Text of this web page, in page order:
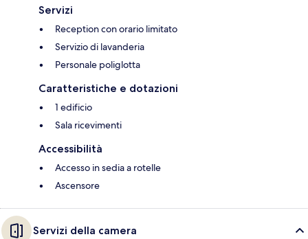
Servizi
Reception con orario limitato
Servizio di lavanderia
Personale poliglotta
Caratteristiche e dotazioni
1 edificio
Sala ricevimenti
Accessibilità
Accesso in sedia a rotelle
Ascensore
Servizi della camera